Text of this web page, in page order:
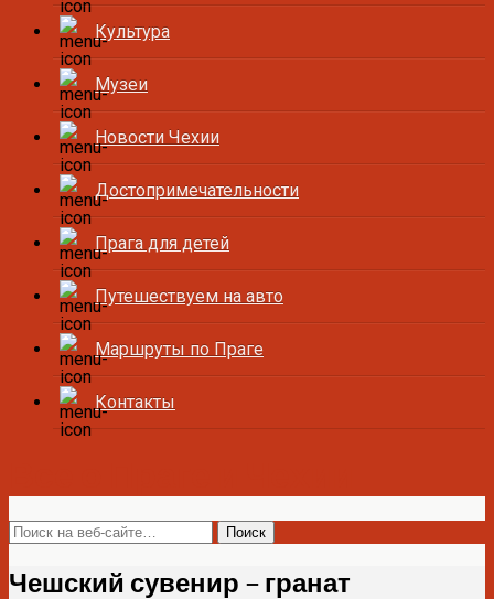
Культура
Музеи
Новости Чехии
Достопримечательности
Прага для детей
Путешествуем на авто
Маршруты по Праге
Контакты
Чешский сувенир – гранат